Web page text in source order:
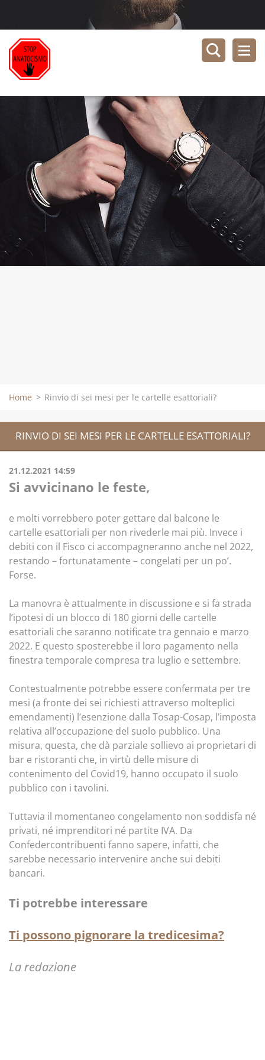
Home > Rinvio di sei mesi per le cartelle esattoriali?
RINVIO DI SEI MESI PER LE CARTELLE ESATTORIALI?
21.12.2021 14:59
Si avvicinano le feste,
e molti vorrebbero poter gettare dal balcone le
cartelle esattoriali per non rivederle mai più. Invece i
debiti con il Fisco ci accompagneranno anche nel 2022,
restando – fortunatamente – congelati per un po’.
Forse.
La manovra è attualmente in discussione e si fa strada
l’ipotesi di un blocco di 180 giorni delle cartelle
esattoriali che saranno notificate tra gennaio e marzo
2022. E questo sposterebbe il loro pagamento nella
finestra temporale compresa tra luglio e settembre.
Contestualmente potrebbe essere confermata per tre
mesi (a fronte dei sei richiesti attraverso molteplici
emendamenti) l’esenzione dalla Tosap-Cosap, l’imposta
relativa all’occupazione del suolo pubblico. Una
misura, questa, che dà parziale sollievo ai proprietari di
bar e ristoranti che, in virtù delle misure di
contenimento del Covid19, hanno occupato il suolo
pubblico con i tavolini.
Tuttavia il momentaneo congelamento non soddisfa né
privati, né imprenditori né partite IVA. Da
Confedercontribuenti fanno sapere, infatti, che
sarebbe necessario intervenire anche sui debiti
bancari.
Ti potrebbe interessare
Ti possono pignorare la tredicesima?
La redazione